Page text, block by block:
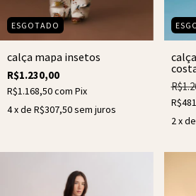
ESGOTADO
calça mapa insetos
R$1.230,00
R$1.168,50com Pix
4x de R$307,50sem juros
2x de